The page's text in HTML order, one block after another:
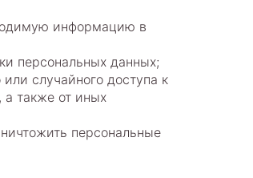
информацию в
персональных данных;
случайного доступа к
а также от иных
персональные